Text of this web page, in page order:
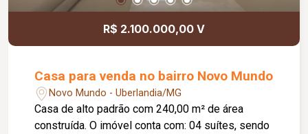
R$ 2.100.000,00 V
Casa para venda no bairro Novo Mundo
Novo Mundo - Uberlandia/MG
Casa de alto padrão com 240,00 m² de área
construída. O imóvel conta com: 04 suítes, sendo